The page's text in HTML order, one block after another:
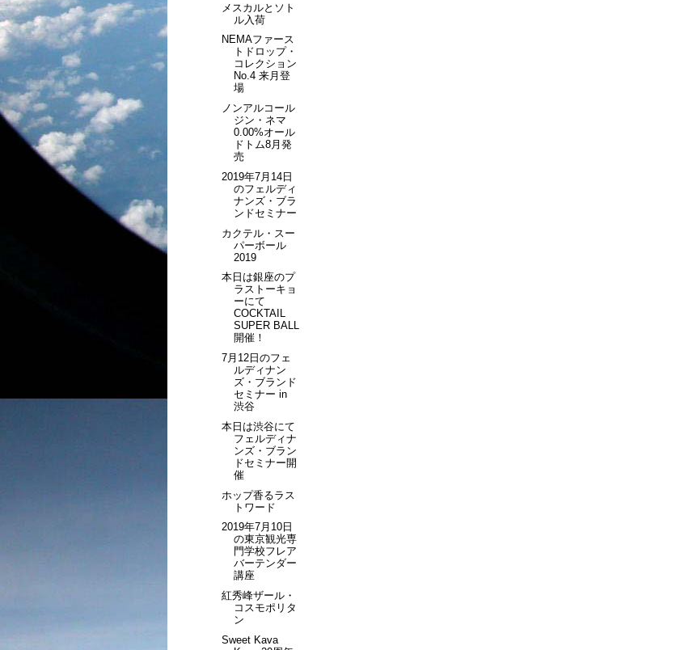
メスカルとソト
ル入荷
NEMAファース
トドロップ・
コレクション
No.4 来月登
場
ノンアルコール
ジン・ネマ
0.00%オール
ドトム8月発
売
2019年7月14日
のフェルディ
ナンズ・ブラ
ンドセミナー
カクテル・スー
パーボール
2019
本日は銀座のプ
ラストーキョ
ーにて
COCKTAIL
SUPER BALL
開催！
7月12日のフェ
ルディナン
ズ・ブランド
セミナー in
渋谷
本日は渋谷にて
フェルディナ
ンズ・ブラン
ドセミナー開
催
ホップ香るラス
トワード
2019年7月10日
の東京観光専
門学校フレア
バーテンダー
講座
紅秀峰ザール・
コスモポリタ
ン
Sweet Kava